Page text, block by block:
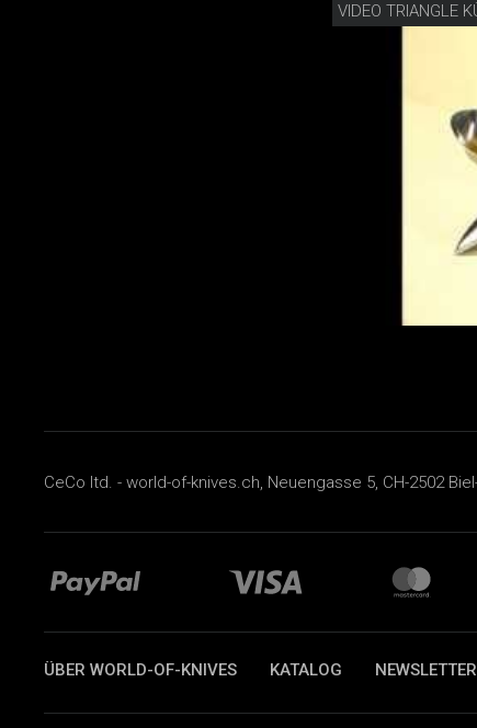
VIDEO TRIANGLE
CeCo ltd. - world-of-knives.ch, Neuengasse 5, CH-2502
ÜBER WORLD-OF-KNIVES KATALOG NEWSLETTER